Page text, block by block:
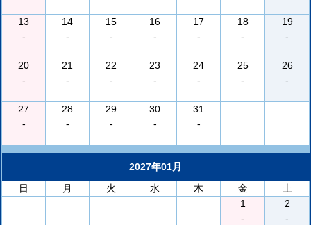
13
-
14
-
15
-
16
-
17
-
18
-
19
-
20
-
21
-
22
-
23
-
24
-
25
-
26
-
27
-
28
-
29
-
30
-
31
-
2027年01月
日
月 火 水 木 金
土
1
-
2
-